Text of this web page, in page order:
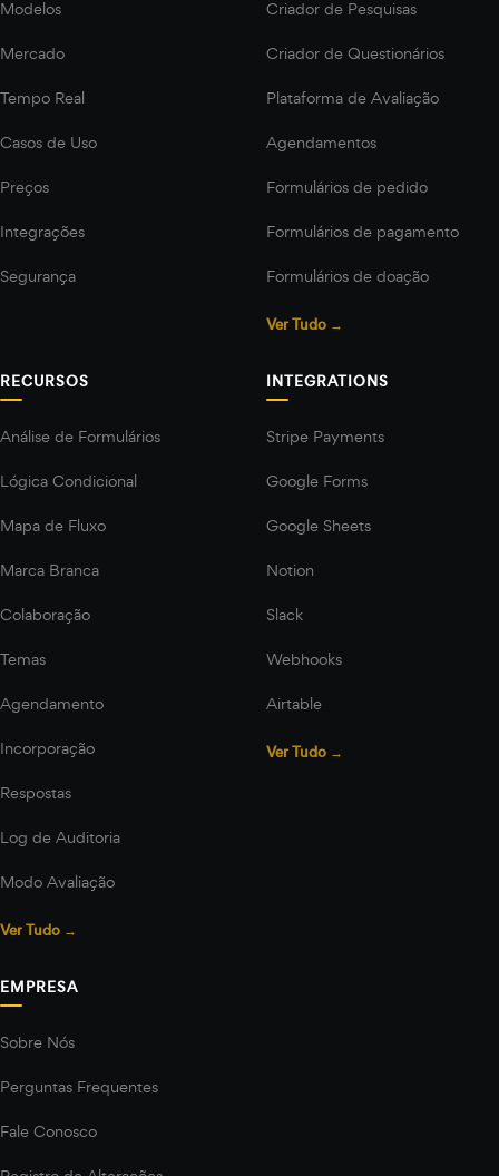
Modelos
Mercado
Tempo Real
Casos de Uso
Preços
Integrações
Segurança
Criador de Pesquisas
Criador de Questionários
Plataforma de Avaliação
Agendamentos
Formulários de pedido
Formulários de pagamento
Formulários de doação
Ver Tudo →
RECURSOS
Análise de Formulários
Lógica Condicional
Mapa de Fluxo
Marca Branca
Colaboração
Temas
Agendamento
Incorporação
Respostas
Log de Auditoria
Modo Avaliação
Ver Tudo →
INTEGRATIONS
Stripe Payments
Google Forms
Google Sheets
Notion
Slack
Webhooks
Airtable
Ver Tudo →
EMPRESA
Sobre Nós
Perguntas Frequentes
Fale Conosco